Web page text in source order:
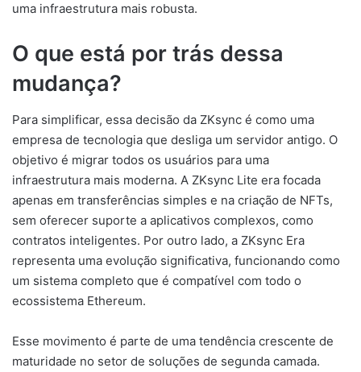
uma infraestrutura mais robusta.
O que está por trás dessa
mudança?
Para simplificar, essa decisão da ZKsync é como uma
empresa de tecnologia que desliga um servidor antigo. O
objetivo é migrar todos os usuários para uma
infraestrutura mais moderna. A ZKsync Lite era focada
apenas em transferências simples e na criação de NFTs,
sem oferecer suporte a aplicativos complexos, como
contratos inteligentes. Por outro lado, a ZKsync Era
representa uma evolução significativa, funcionando como
um sistema completo que é compatível com todo o
ecossistema Ethereum.
Esse movimento é parte de uma tendência crescente de
maturidade no setor de soluções de segunda camada.